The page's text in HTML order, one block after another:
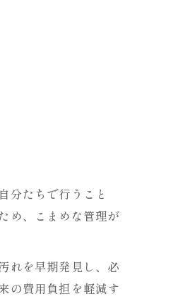
分たちで行うこと
め、こまめな管理が
れを早期発見し、必
の費用負担を軽減す